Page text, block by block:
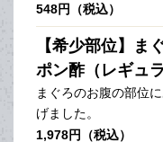
548円（税込）
【希少部位】ま
ポン酢（レギュラ
まぐろのお腹の部位
げました。
1,978円（税込）